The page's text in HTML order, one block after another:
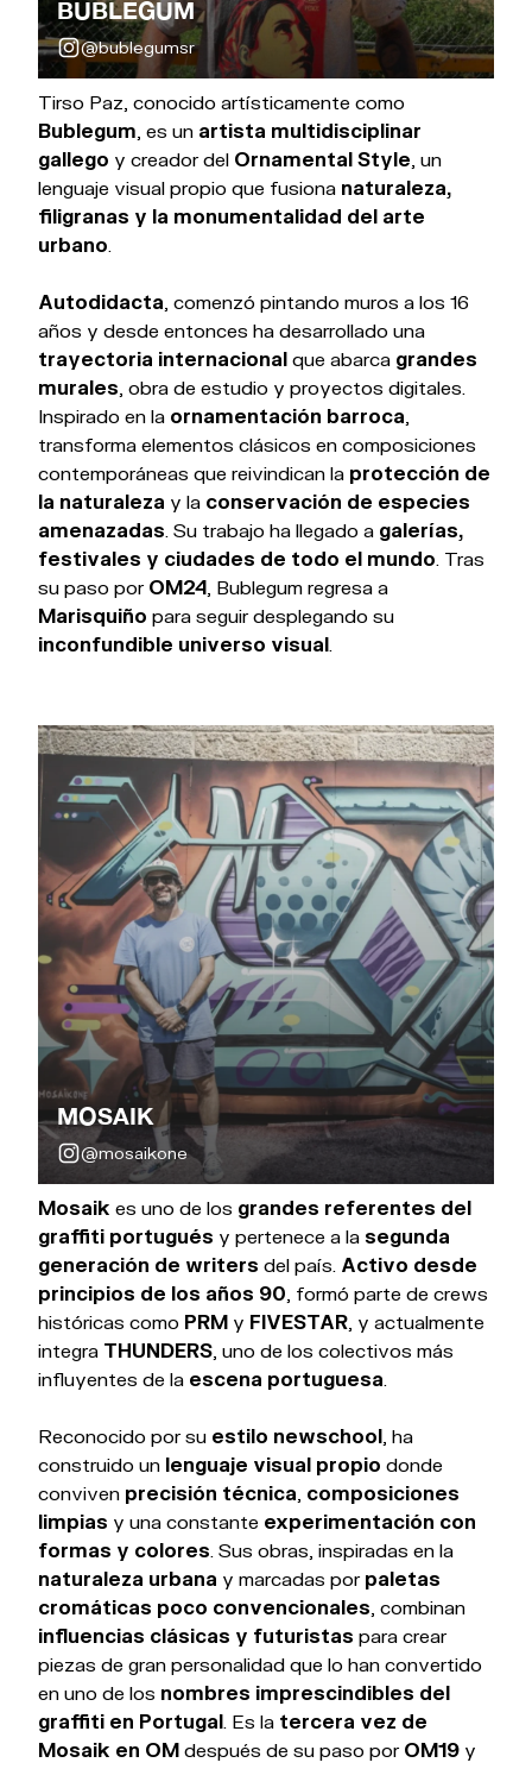
BUBLEGUM
@bublegumsr
Tirso Paz, conocido artísticamente como
Bublegum , es un artista multidisciplinar
gallego y creador del Ornamental Style , un
lenguaje visual propio que fusiona naturaleza,
filigranas y la monumentalidad del arte
urbano
Autodidacta , comenzó pintando muros a los 16
años y desde entonces ha desarrollado una
trayectoria internacional que abarca grandes
murales , obra de estudio y proyectos digitales.
Inspirado en la ornamentación barroca
transforma elementos clásicos en composiciones
contemporáneas que reivindican la protección de
la naturaleza y la conservación de especies
amenazadas . Su trabajo ha llegado a galerías,
festivales y ciudades de todo el mundo . Tras
su paso por OM24 , Bublegum regresa a
Marisquiño para seguir desplegando su
inconfundible universo visual
MOSAIK
@mosaikone
Mosaik es uno de los grandes referentes del
graffiti portugués y pertenece a la segunda
generación de writers del país. Activo desde
principios de los años 90 , formó parte de crews
históricas como PRM y FIVESTAR , y actualmente
integra THUNDERS , uno de los colectivos más
influyentes de la escena portuguesa
Reconocido por su estilo newschool , ha
construido un lenguaje visual propio donde
conviven precisión técnica composiciones
limpias y una constante experimentación con
formas y colores . Sus obras, inspiradas en la
naturaleza urbana y marcadas por paletas
cromáticas poco convencionales , combinan
influencias clásicas y futuristas para crear
piezas de gran personalidad que lo han convertido
en uno de los nombres imprescindibles del
graffiti en Portugal . Es la tercera vez de
Mosaik en OM después de su paso por OM19 y